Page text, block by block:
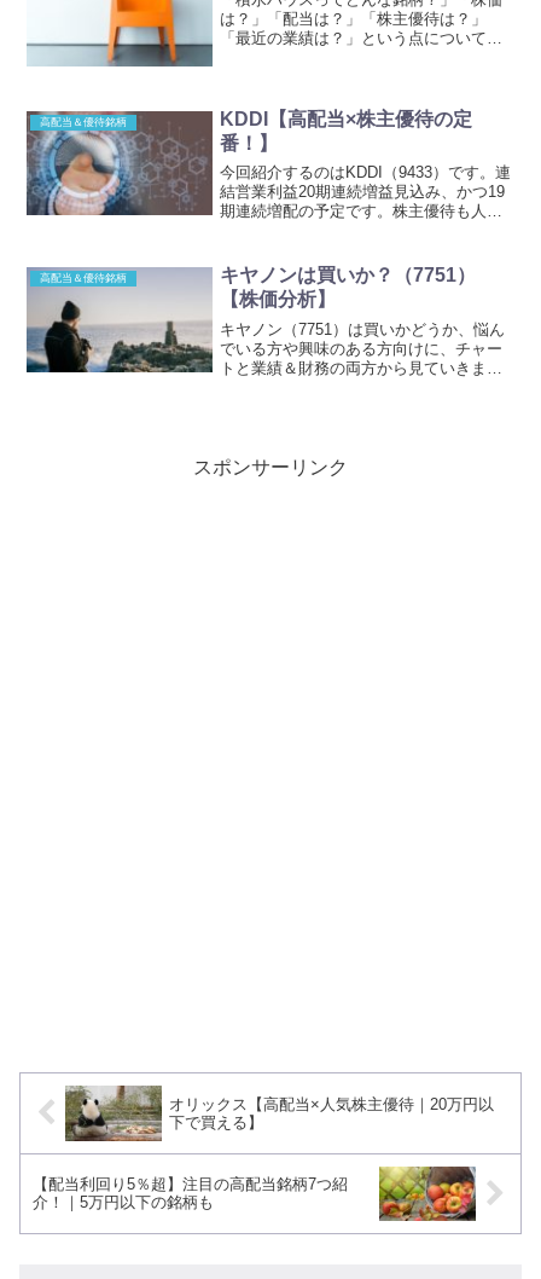
は？」「配当は？」「株主優待は？」
「最近の業績は？」という点について、
円。東証1部上場銘柄...
高配当＆優待銘柄
KDDI【高配当×株主優待の定
番！】
今回紹介するのはKDDI（9433）です。連
結営業利益20期連続増益見込み、かつ19
期連続増配の予定です。株主優待も人気
い銘柄です。この記事はこんな疑問や悩
みのある方向...
高配当＆優待銘柄
キヤノンは買いか？（7751）
【株価分析】
キヤノン（7751）は買いかどうか、悩ん
でいる方や興味のある方向けに、チャー
トと業績＆財務の両方から見ていきま
スポンサーリンク
オリックス【高配当×人気株主優待｜20万円以
下で買える】
【配当利回り5％超】注目の高配当銘柄7つ紹
介！｜5万円以下の銘柄も